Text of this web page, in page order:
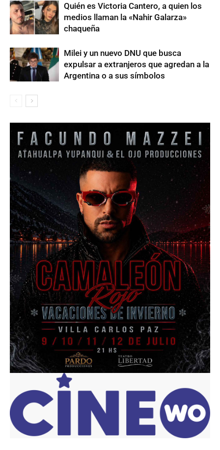
Quién es Victoria Cantero, a quien los
medios llaman la «Nahir Galarza»
chaqueña
Milei y un nuevo DNU que busca
expulsar a extranjeros que agredan a la
Argentina o a sus símbolos